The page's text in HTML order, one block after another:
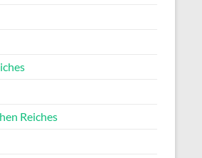
Reiches